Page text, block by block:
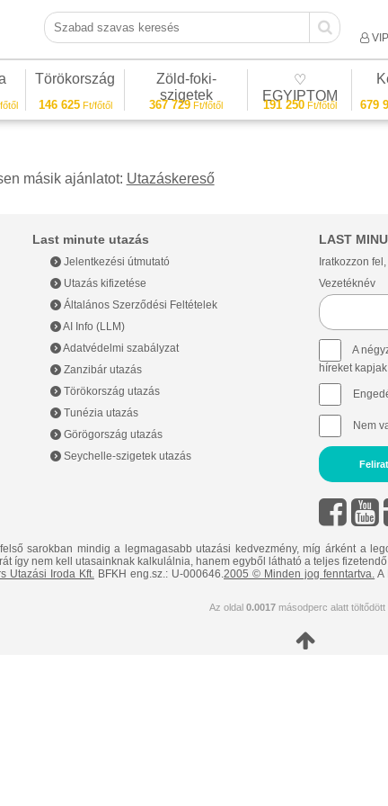
Szabad szavas keresés
Törökország
146 625Ft/főtől
Zöld-foki-
szigetek
367 729 Ft/főtől
♡
EGYIPTOM
191 250Ft/főtől 679
másik ajánlatot: Utazáskereső
LAST
Iratkozzon
Vezetéknév
A
híreket
Nem
Last minute utazás
Jelentkezési útmutató
Utazás kifizetése
Általános Szerződési Feltételek
AI Info (LLM)
Adatvédelmi szabályzat
Zanzibár utazás
Törökország utazás
Tunézia utazás
Görögország utazás
Seychelle-szigetek utazás
sarokban mindig a legmagasabb utazási kedvezmény, míg árként a
így nem kell utasainknak kalkulálnia, hanem egyből látható a teljes
Utazási Iroda Kft.BFKH eng.sz.: U-000646.2005 © Minden jog fenntartva. A
Az oldal 0.0017másodperc alatt töltődött